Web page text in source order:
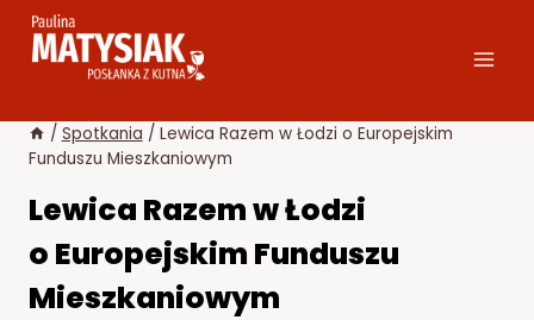
Przejdź
/ Spotkania / Lewica Razem w Łodzi o Europejskim
Funduszu Mieszkaniowym
Lewica Razem w Łodzi
o Europejskim Funduszu
Mieszkaniowym